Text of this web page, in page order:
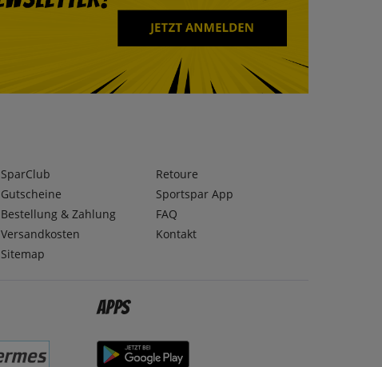
SparClub
Gutscheine
Bestellung & Zahlung
Versandkosten
Sitemap
Retoure
Sportspar App
FAQ
Kontakt
Apps